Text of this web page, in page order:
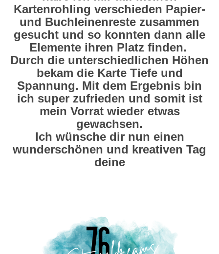
Kartenrohling verschieden Papier-
und Buchleinenreste zusammen
gesucht und so konnten dann alle
Elemente ihren Platz finden.
Durch die unterschiedlichen Höhen
bekam die Karte Tiefe und
Spannung. Mit dem Ergebnis bin
ich super zufrieden und somit ist
mein Vorrat wieder etwas
gewachsen.
Ich wünsche dir nun einen
wunderschönen und kreativen Tag
deine